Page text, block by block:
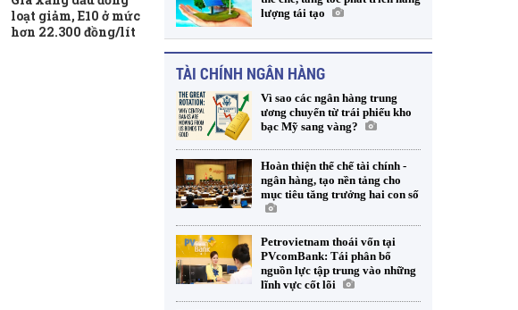
loạt giảm, E10 ở mức
hơn 22.300 đồng/lít
lượng tái tạo
TÀI CHÍNH NGÂN HÀNG
Vì sao các ngân hàng trung
ương chuyển từ trái phiếu kho
bạc Mỹ sang vàng?
Hoàn thiện thể chế tài chính -
ngân hàng, tạo nền tảng cho
mục tiêu tăng trưởng hai con số
Petrovietnam thoái vốn tại
PVcomBank: Tái phân bổ
nguồn lực tập trung vào những
lĩnh vực cốt lõi